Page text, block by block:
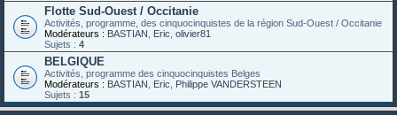
Flotte Sud-Ouest / Occitanie
Activités, programme, des cinquocinquistes de la région Sud-Ouest / Occitanie
Modérateurs : BASTIAN Eric olivier81
Sujets : 4
BELGIQUE
Activités, programme des cinquocinquistes Belges
Modérateurs : BASTIAN Eric
Philippe VANDERSTEEN
Sujets : 15